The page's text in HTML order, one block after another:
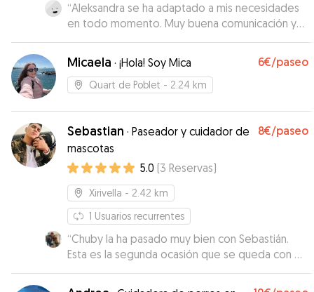
“Aleksandra se ha adaptado a mis necesidades
en todo momento. Muy buena comunicación y
muy buen trato❤️”
Micaela · ¡Hola! Soy Mica 6€/paseo
Quart de Poblet - 2.24 km
Sebastian · Paseador y cuidador de
mascotas
8€/paseo
5.0 (3 Reservas)
Xirivella - 2.42 km
1 Usuarios recurrentes
“Chuby la ha pasado muy bien con Sebastián.
Esta es la segunda ocasión que se queda con él
y Sebastián le ha dado todos los cuidados
necesarios, además de enviar fotos de Chuby